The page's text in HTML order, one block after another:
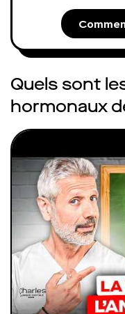
Quels sont
hormonaux